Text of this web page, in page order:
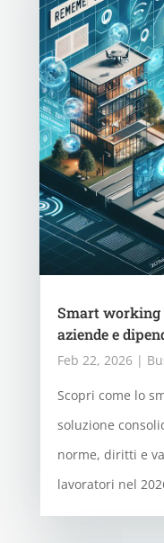
Smart working
aziende e
Feb 22, 2026|
Scopri come lo
soluzione
norme, diritti e
lavoratori nel